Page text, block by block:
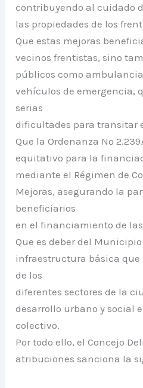
contribuyendo al cuidado
las propiedades de los
Que estas mejoras
vecinos frentistas, sino
públicos como
vehículos de emergencia,
serias
dificultades para transitar
Que la Ordenanza Nº
equitativo para la
mediante el Régimen de
Mejoras, asegurando la
beneficiarios
en el financiamiento de
Que es deber del
infraestructura básica
de los
diferentes sectores de la
desarrollo urbano y social
colectivo.
Por todo ello, el Concejo
atribuciones sanciona la